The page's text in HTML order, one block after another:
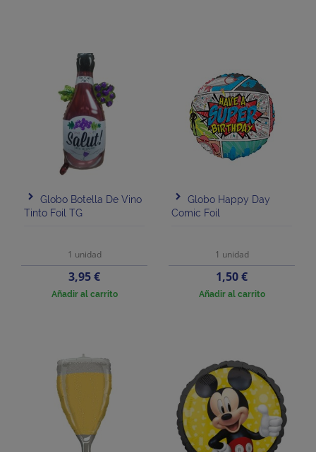
Globo Botella De Vino
Tinto Foil TG
1 unidad
Precio
3,95 €
Añadir al carrito
Globo Happy Day
Comic Foil
1 unidad
Precio
1,50 €
Añadir al carrito